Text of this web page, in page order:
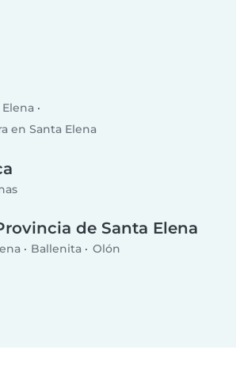
en Santa Elena
de Santa Elena
Ballenita Olón